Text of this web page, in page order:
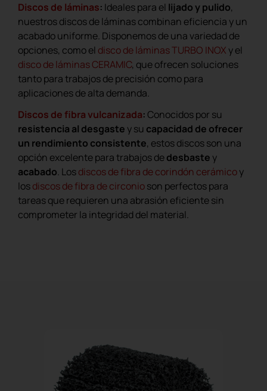
Discos de láminas: Ideales para el lijado y pulido,
nuestros discos de láminas combinan eficiencia y un
acabado uniforme. Disponemos de una variedad de
opciones, como el disco de láminas TURBO INOX y el
disco de láminas CERAMIC, que ofrecen soluciones
tanto para trabajos de precisión como para
aplicaciones de alta demanda.
Discos de fibra vulcanizada:Conocidos por su
resistencia al desgaste y su capacidad de ofrecer
un rendimiento consistente, estos discos son una
opción excelente para trabajos dedesbaste y
acabado. Losdiscos de fibra de corindón cerámicoy
losdiscos de fibra de circonioson perfectos para
tareas que requieren una abrasión eficiente sin
comprometer la integridad del material.